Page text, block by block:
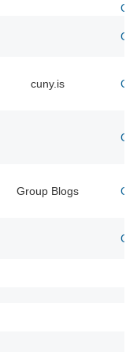
cuny.is
Group Blogs